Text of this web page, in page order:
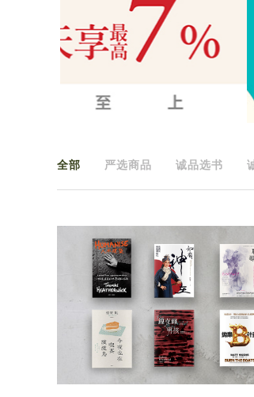
全部 严选商品 诚品选书